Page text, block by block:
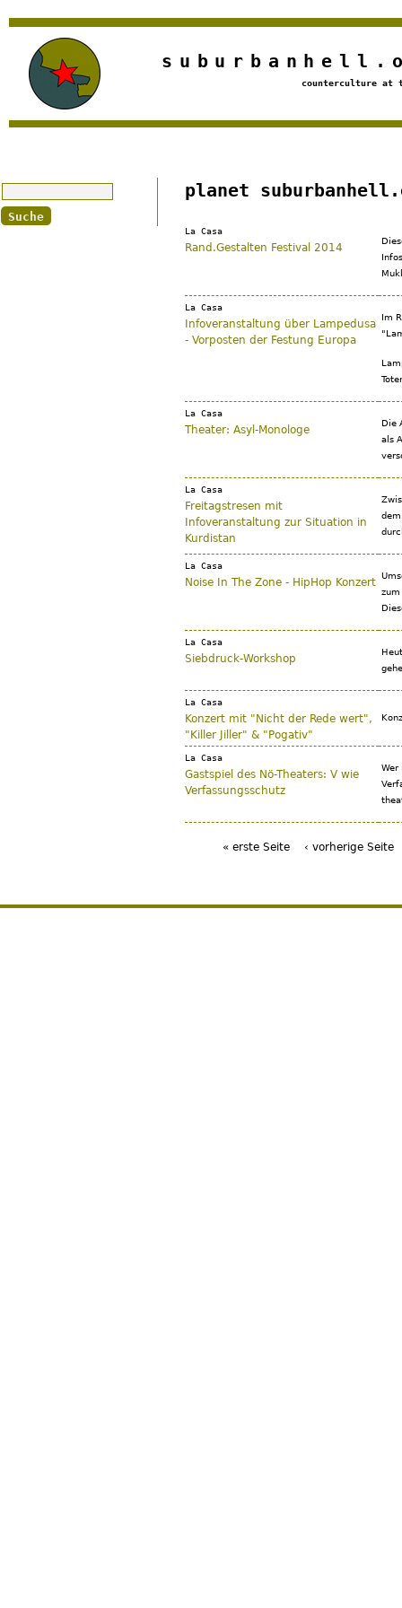
Jump to navigation
counterculture at
planet
La Casa
Rand.Gestalten Festival 2014
La Casa
Infoveranstaltung über Lampedusa
- Vorposten der Festung Europa
Im
La Casa
Theater: Asyl-Monologe
Die
als
La Casa
Freitagstresen mit
Infoveranstaltung zur Situation in
Kurdistan
La Casa
Noise In The Zone - HipHop Konzert
zum
La Casa
Siebdruck-Workshop
La Casa
Konzert mit "Nicht der Rede wert",
"Killer Jiller" & "Pogativ"
La Casa
Gastspiel des Nö-Theaters: V wie
Verfassungsschutz
Wer
« erste Seite ‹ vorherige Seite
Suche